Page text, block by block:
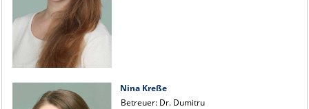
Nina Kreße
Betreuer: Dr. Dumitru